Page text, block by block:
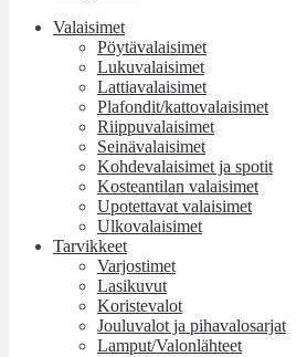
Valaisimet
Pöytävalaisimet
Lukuvalaisimet
Lattiavalaisimet
Plafondit/kattovalaisimet
Riippuvalaisimet
Seinävalaisimet
Kohdevalaisimet ja spotit
Kosteantilan valaisimet
Upotettavat valaisimet
Ulkovalaisimet
Tarvikkeet
Varjostimet
Lasikuvut
Koristevalot
Jouluvalot ja pihavalosarjat
Lamput/Valonlähteet